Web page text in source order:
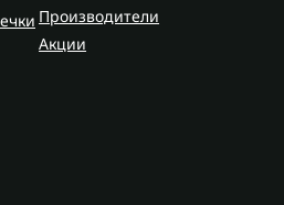
разные
производителей
и параллельно смотрят
купить, стоит
Производители
Акции